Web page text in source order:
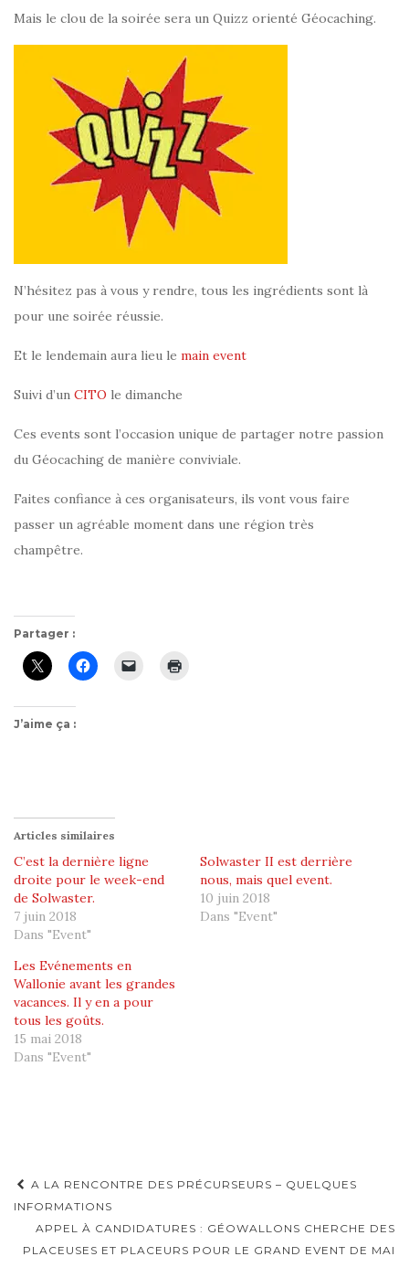
Mais le clou de la soirée sera un Quizz orienté Géocaching.
N’hésitez pas à vous y rendre, tous les ingrédients sont là
pour une soirée réussie.
Et le lendemain aura lieu le main event
Suivi d’un CITO le dimanche
Ces events sont l’occasion unique de partager notre passion
du Géocaching de manière conviviale.
Faites confiance à ces organisateurs, ils vont vous faire
passer un agréable moment dans une région très
champêtre.
Partager :
J’aime ça :
Articles similaires
C’est la dernière ligne
droite pour le week-end
de Solwaster.
7 juin 2018
Dans "Event"
Solwaster II est derrière
nous, mais quel event.
10 juin 2018
Dans "Event"
Les Evénements en
Wallonie avant les grandes
vacances. Il y en a pour
tous les goûts.
15 mai 2018
Dans "Event"
Navigation
d'article
A LA RENCONTRE DES PRÉCURSEURS – QUELQUES
INFORMATIONS
APPEL À CANDIDATURES : GÉOWALLONS CHERCHE DES
PLACEUSES ET PLACEURS POUR LE GRAND EVENT DE MAI